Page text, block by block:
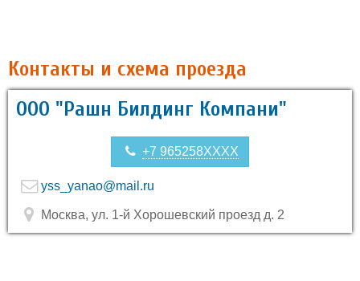
Контакты и схема проезда
ООО "Рашн Билдинг Компани"
+7 965258XXXX
yss_yanao@mail.ru
Москва, ул. 1-й Хорошевский проезд д. 2